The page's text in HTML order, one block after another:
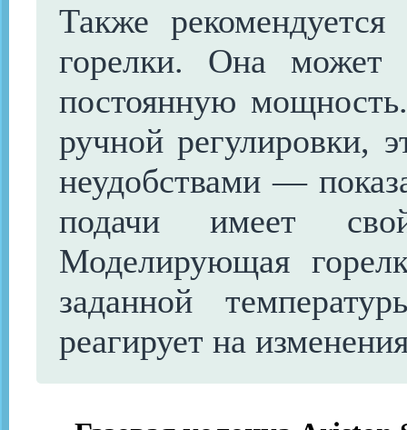
Также
горелки. Она
постоянную
ручной регулировки,
неудобствами —
подачи имеет
Моделирующая
заданной
реагирует на